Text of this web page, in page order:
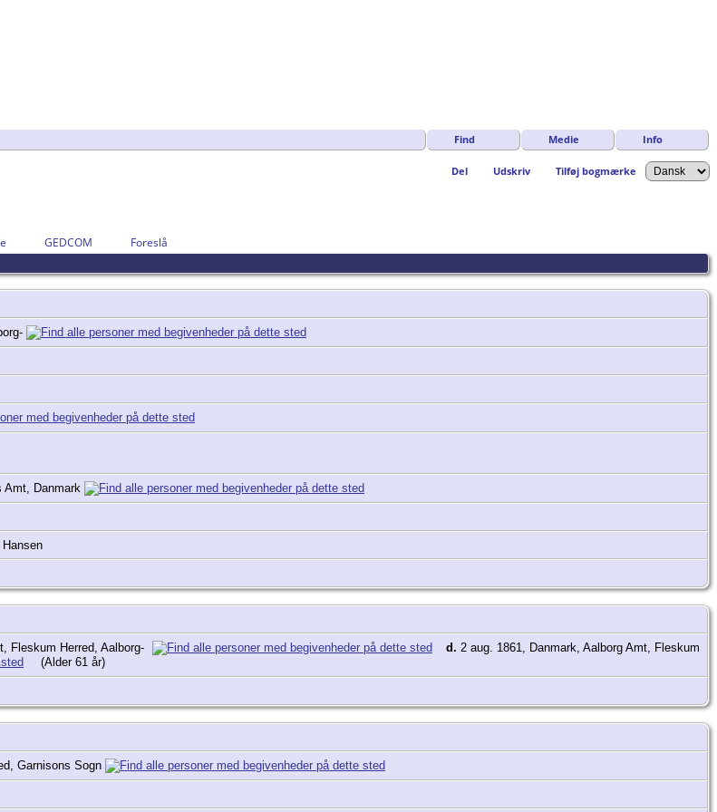
Find Medie Info
Del Udskriv Tilføj bogmærke
GEDCOM Foreslå
Amt, Danmark
Hansen
Fleskum Herred, Aalborg- d. 2 aug. 1861, Danmark, Aalborg Amt, Fleskum
(Alder 61 år)
Garnisons Sogn